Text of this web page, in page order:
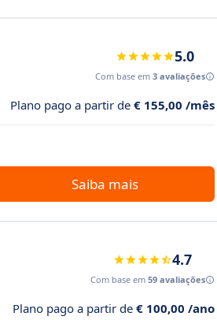
5.0
Com base em 3 avaliações
Plano pago a partir de € 155,00 /mês
Saiba mais
4.7
Com base em 59 avaliações
Plano pago a partir de € 100,00 /ano